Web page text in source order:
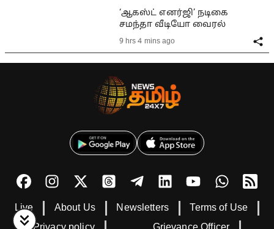
‘ஆகஸ்ட் எனர்ஜி’ நடிகை
சமந்தா வீடியோ வைரல்
9 hrs 4 mins ago
Live About Us Newsletters
Terms of Use